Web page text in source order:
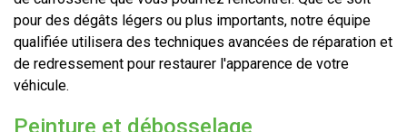
pour des dégâts légers ou plus importants, notre équipe
qualifiée utilisera des techniques avancées de réparation et
de redressement pour restaurer l'apparence de votre
véhicule.
Peinture et débosselage